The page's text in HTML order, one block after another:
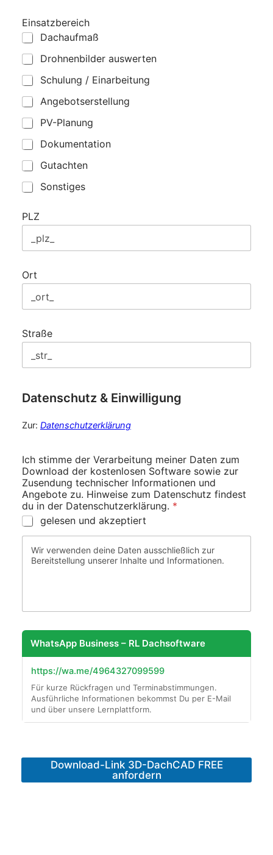
Einsatzbereich
Dachaufmaß
Drohnenbilder auswerten
Schulung / Einarbeitung
Angebotserstellung
PV-Planung
Dokumentation
Gutachten
Sonstiges
PLZ
Ort
Straße
Datenschutz & Einwilligung
Zur: Datenschutzerklärung
Ich stimme der Verarbeitung meiner Daten zum
Download der kostenlosen Software sowie zur
Zusendung technischer Informationen und
Angebote zu. Hinweise zum Datenschutz findest
du in der Datenschutzerklärung. *
gelesen und akzeptiert
Wir verwenden deine Daten ausschließlich zur
Bereitstellung unserer Inhalte und Informationen.
WhatsApp Business – RL Dachsoftware
https://wa.me/4964327099599
Für kurze Rückfragen und Terminabstimmungen.
Ausführliche Informationen bekommst Du per E-Mail
und über unsere Lernplattform.
Download-Link 3D-DachCAD FREE
anfordern